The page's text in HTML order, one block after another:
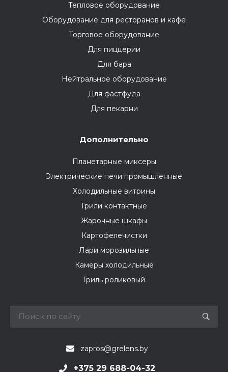
Тепловое оборудование
Оборудование для ресторанов и кафе
Торговое оборудование
Для пиццерии
Для бара
Нейтральное оборудование
Для фастфуда
Для пекарни
Дополнительно
Планетарные миксеры
Электрические печи промышленные
Холодильные витрины
Грили контактные
Жарочные шкафы
Картофелечистки
Лари морозильные
Камеры холодильные
Гриль роликовый
zapros@grelens.by
+375 29 688-04-32